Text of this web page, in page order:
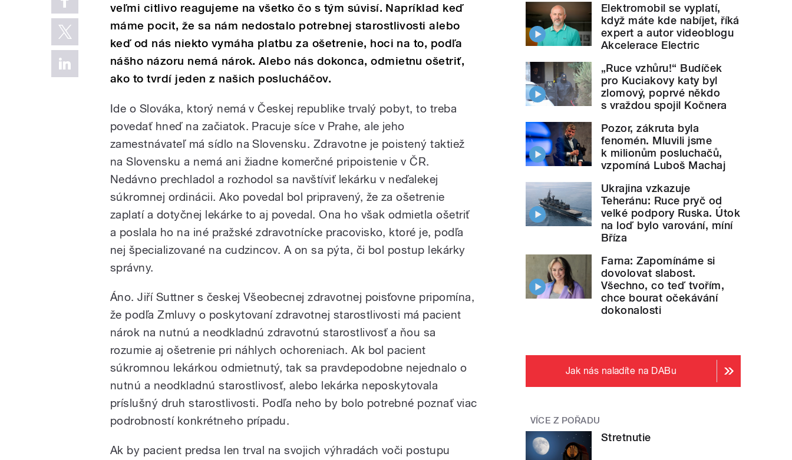
veľmi citlivo reagujeme na všetko čo s tým súvisí. Napríklad keď
máme pocit, že sa nám nedostalo potrebnej starostlivosti alebo
keď od nás niekto vymáha platbu za ošetrenie, hoci na to, podľa
nášho názoru nemá nárok. Alebo nás dokonca, odmietnu ošetriť,
ako to tvrdí jeden z našich poslucháčov.
Ide o Slováka, ktorý nemá v Českej republike trvalý pobyt, to treba
povedať hneď na začiatok. Pracuje síce v Prahe, ale jeho
zamestnávateľ má sídlo na Slovensku. Zdravotne je poistený taktiež
na Slovensku a nemá ani žiadne komerčné pripoistenie v ČR.
Nedávno prechladol a rozhodol sa navštíviť lekárku v neďalekej
súkromnej ordinácii. Ako povedal bol pripravený, že za ošetrenie
zaplatí a dotyčnej lekárke to aj povedal. Ona ho však odmietla ošetriť
a poslala ho na iné pražské zdravotnícke pracovisko, ktoré je, podľa
nej špecializované na cudzincov. A on sa pýta, či bol postup lekárky
správny.
Áno. Jiří Suttner s českej Všeobecnej zdravotnej poisťovne pripomína,
že podľa Zmluvy o poskytovaní zdravotnej starostlivosti má pacient
nárok na nutnú a neodkladnú zdravotnú starostlivosť a ňou sa
rozumie aj ošetrenie pri náhlych ochoreniach. Ak bol pacient
súkromnou lekárkou odmietnutý, tak sa pravdepodobne nejednalo o
nutnú a neodkladnú starostlivosť, alebo lekárka neposkytovala
príslušný druh starostlivosti. Podľa neho by bolo potrebné poznať viac
podrobností konkrétneho prípadu.
Ak by pacient predsa len trval na svojich výhradách voči postupu
Elektromobil se vyplatí,
když máte kde nabíjet, říká
expert a autor videoblogu
Akcelerace Electric
„Ruce vzhůru!“ Budíček
pro Kuciakovy katy byl
zlomový, poprvé někdo
s vraždou spojil Kočnera
Pozor, zákruta byla
fenomén. Mluvili jsme
k milionům posluchačů,
vzpomíná Luboš Machaj
Ukrajina vzkazuje
Teheránu: Ruce pryč od
velké podpory Ruska. Útok
na loď bylo varování, míní
Bříza
Farna: Zapomínáme si
dovolovat slabost.
Všechno, co teď tvořím,
chce bourat očekávání
dokonalosti
Jak nás naladíte na DABu
VÍCE Z POŘADU
Stretnutie